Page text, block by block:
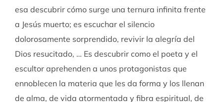
esa descubrir cómo surge una ternura infinita frente
a Jesús muerto; es escuchar el silencio
dolorosamente sorprendido, revivir la alegría del
Dios resucitado, … Es descubrir como el poeta y el
escultor aprehenden a unos protagonistas que
ennoblecen la materia que les da forma y los llenan
de alma, de vida atormentada y fibra espiritual, de